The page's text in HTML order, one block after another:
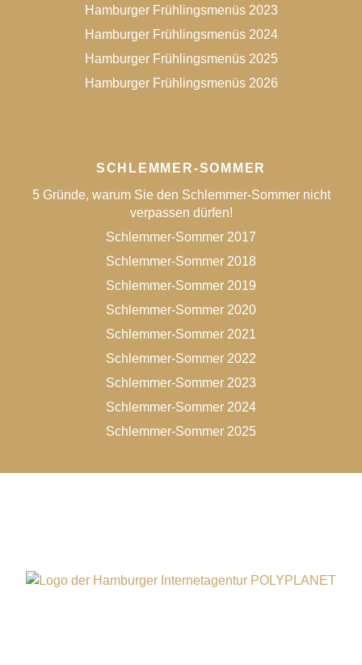
Hamburger Frühlingsmenüs 2023
Hamburger Frühlingsmenüs 2024
Hamburger Frühlingsmenüs 2025
Hamburger Frühlingsmenüs 2026
SCHLEMMER-SOMMER
5 Gründe, warum Sie den Schlemmer-Sommer nicht
verpassen dürfen!
Schlemmer-Sommer 2017
Schlemmer-Sommer 2018
Schlemmer-Sommer 2019
Schlemmer-Sommer 2020
Schlemmer-Sommer 2021
Schlemmer-Sommer 2022
Schlemmer-Sommer 2023
Schlemmer-Sommer 2024
Schlemmer-Sommer 2025